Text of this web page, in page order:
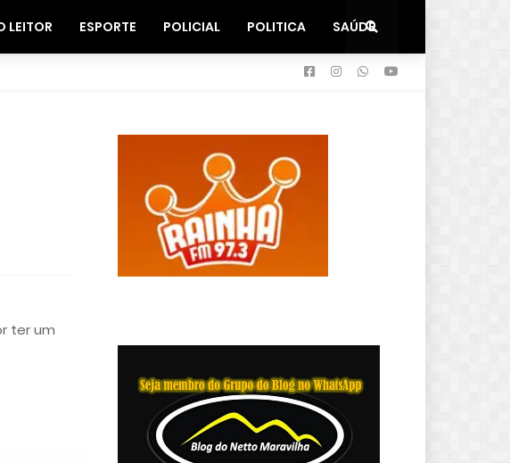
LEITOR ESPORTE POLICIAL POLITICA SAÚDE
ter um